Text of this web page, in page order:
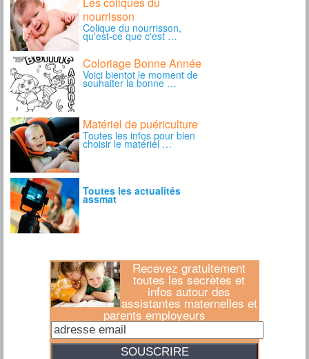
Recevez gratuitement
toutes les secrètes et
infos autour des
assistantes maternelles et
parents employeurs